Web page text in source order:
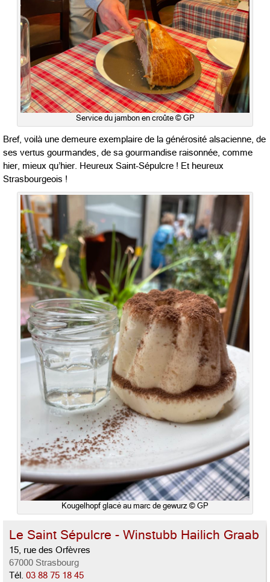
Service du jambon en croûte © GP
Bref, voilà une demeure exemplaire de la générosité alsacienne, de
ses vertus gourmandes, de sa gourmandise raisonnée, comme
hier, mieux qu’hier. Heureux Saint-Sépulcre ! Et heureux
Strasbourgeois !
Kougelhopf glacé au marc de gewurz © GP
Le Saint Sépulcre - Winstubb Hailich Graab
15, rue des Orfèvres
67000 Strasbourg
Tél. 03 88 75 18 45